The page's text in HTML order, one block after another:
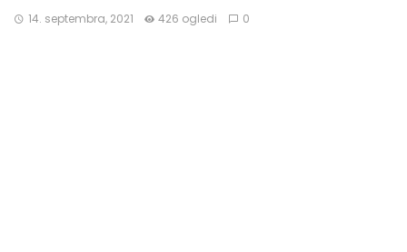
14. septembra, 2021 426 ogledi 0